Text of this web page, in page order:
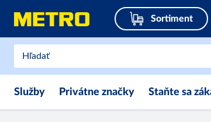
Sortiment
Služby Privátne značky Staňte sa